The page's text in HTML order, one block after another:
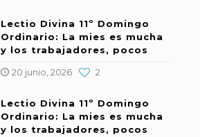
Lectio Divina 11º Domingo
Ordinario: La mies es mucha
y los trabajadores, pocos
20 junio, 2026
2
Lectio Divina 11º Domingo
Ordinario: La mies es mucha
y los trabajadores, pocos